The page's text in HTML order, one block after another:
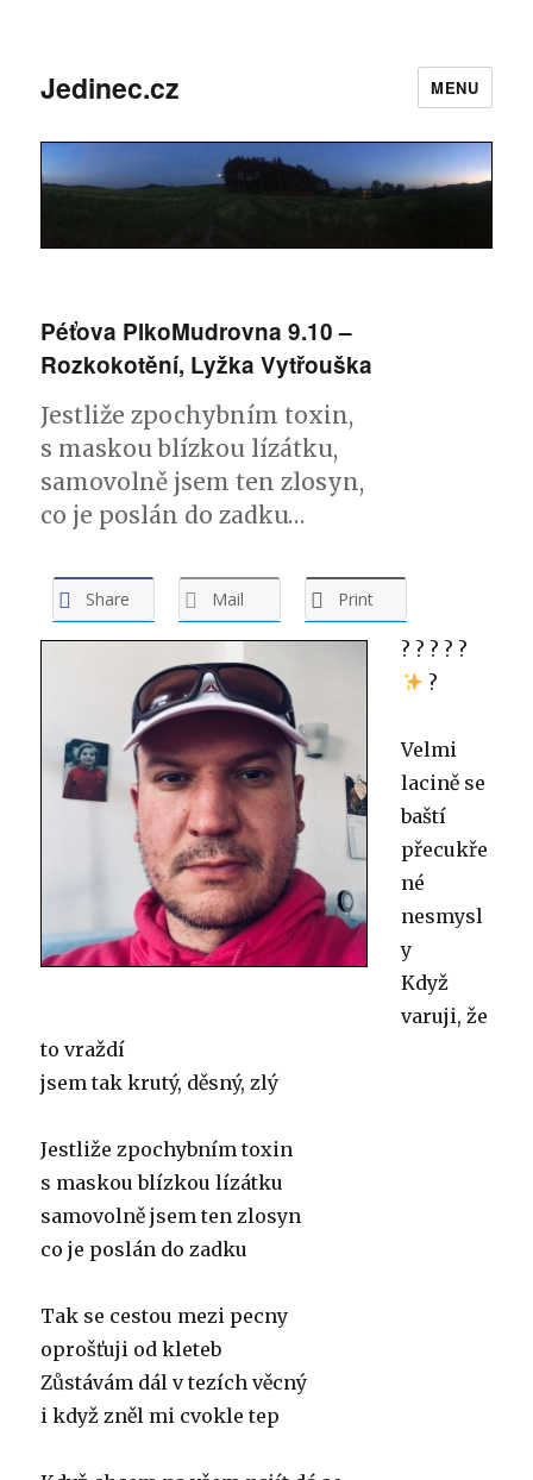
Jedinec.cz MENU
Péťova PlkoMudrovna 9.10 –
Rozkokotění, Lyžka Vytřouška
Jestliže zpochybním toxin,
s maskou blízkou lízátku,
samovolně jsem ten zlosyn,
co je poslán do zadku…
Share Mail Print
?????
?
Velmi
lacině se
baští
přecukře
né
nesmysl
y
Když
varuji, že
to vraždí
jsem tak krutý, děsný, zlý
Jestliže zpochybním toxin
s maskou blízkou lízátku
samovolně jsem ten zlosyn
co je poslán do zadku
Tak se cestou mezi pecny
oprošťuji od kleteb
Zůstávám dál v tezích věcný
i když zněl mi cvokle tep